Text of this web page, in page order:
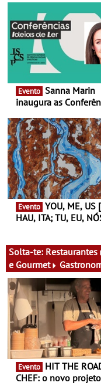
Evento
inaugura as
Antiga primeira-
Finlândia é a
primeira edição do
ciclo de debates
aos grandes temas
nosso tempo
Evento
HAU, ITA; TU, EU,
13 de Dezembro
Solta-te: Restaurantes
e Gourmet
Evento
CHEF: o novo projeto